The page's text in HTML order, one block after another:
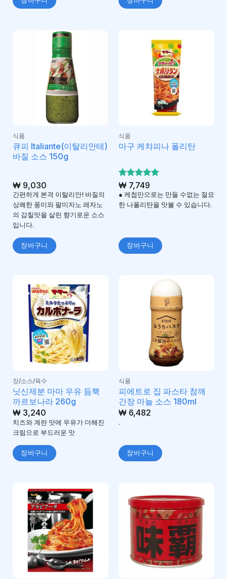
식품
큐피 Italiante(이탈리안테)
바질 소스 150g
₩9,030
간편하게 본격 이탈리안! 바질의
상쾌한 풍미와 팔미자노 레자노
의 감칠맛을 살린 향기로운 소스
입니다.
장바구니
식품
마구 케챠피나 폴리탄
5 중에서
5 로 평가
됨
₩7,749
● 케첩만으로는 만들 수없는 절묘
한 나폴리탄을 맛볼 수 있습니다.
장바구니
장/소스/육수
닛신제분 마마 우유 듬뿍
까르보나라 260g
₩3,240
치즈와 계란 맛에 우유가 더해진
크림으로 부드러운 맛
장바구니
식품
피에트로 집 파스타 참깨
간장 마늘 소스 180ml
₩6,482
.
장바구니